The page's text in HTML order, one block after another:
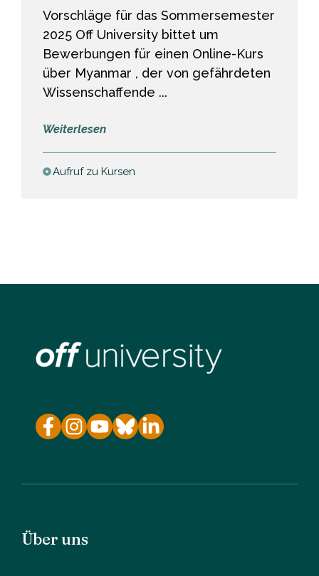
Vorschläge für das Sommersemester
2025 Off University bittet um
Bewerbungen für einen Online-Kurs
über Myanmar , der von gefährdeten
Wissenschaffende ...
Weiterlesen:
Einreichung
Myanmar
Aufruf zu Kursen
Über uns